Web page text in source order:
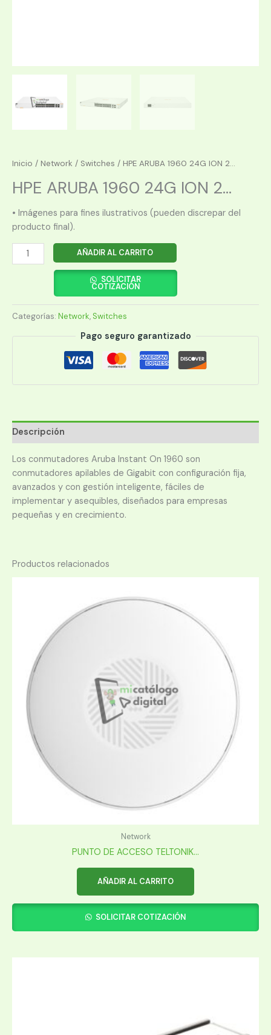
Inicio / Network / Switches / HPE ARUBA 1960 24G ION 2...
HPE ARUBA 1960 24G ION 2...
• Imágenes para fines ilustrativos (pueden discrepar del
producto final).
HPE
ARUBA
ION
2XT
cantidad
AÑADIR AL CARRITO
SOLICITAR
COTIZACIÓN
Categorías: Network, Switches
Pago seguro garantizado
Descripción
Los conmutadores Aruba Instant On 1960 son
conmutadores apilables de Gigabit con configuración fija,
avanzados y con gestión inteligente, fáciles de
implementar y asequibles, diseñados para empresas
pequeñas y en crecimiento.
Productos relacionados
Network
PUNTO DE ACCESO TELTONIK...
AÑADIR AL CARRITO
SOLICITAR COTIZACIÓN